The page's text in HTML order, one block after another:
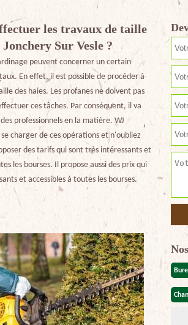
les travaux de taille
Jonchery Sur Vesle ?
peuvent concerner un certain
En effet, il est possible de procéder à
des haies. Les profanes ne doivent pas
ces tâches. Par conséquent, il va
professionnels en la matière. WJ
charger de ces opérations et n'oubliez
des tarifs qui sont très intéressants et
les bourses. Il propose aussi des prix qui
et accessibles à toutes les bourses.